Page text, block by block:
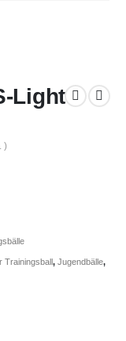
Light
)
Trainingsball, Jugendbälle,